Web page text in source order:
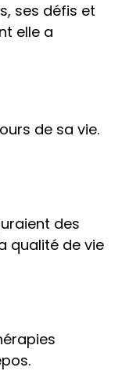
ses défis et
elle a
de sa vie.
des
qualité de vie